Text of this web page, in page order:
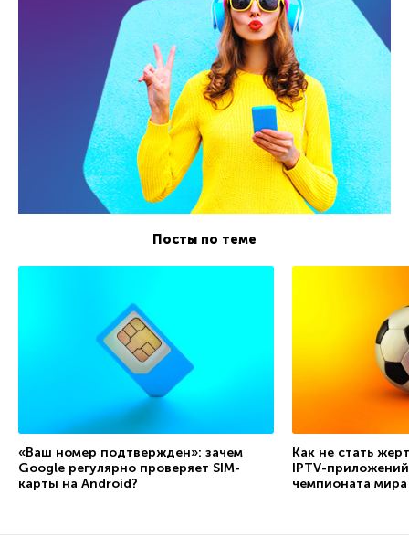
Посты по теме
«Ваш номер подтвержден»: зачем
Google регулярно проверяет SIM-
карты на Android?
Как не стать
IPTV-
чемпионата